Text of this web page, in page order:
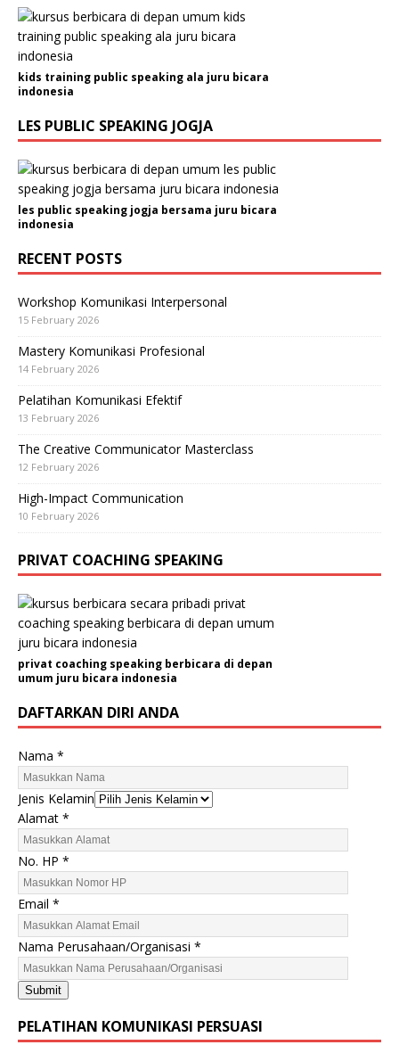
kids training public speaking ala juru bicara
indonesia
LES PUBLIC SPEAKING JOGJA
les public speaking jogja bersama juru bicara
indonesia
RECENT POSTS
Workshop Komunikasi Interpersonal
15 February 2026
Mastery Komunikasi Profesional
14 February 2026
Pelatihan Komunikasi Efektif
13 February 2026
The Creative Communicator Masterclass
12 February 2026
High-Impact Communication
10 February 2026
PRIVAT COACHING SPEAKING
privat coaching speaking berbicara di depan
umum juru bicara indonesia
DAFTARKAN DIRI ANDA
H
P
E
m
a
i
l
A
l
a
m
a
Nama *
Jenis Kelamin
Alamat *
No. HP *
Email *
Nama Perusahaan/Organisasi *
Submit
PELATIHAN KOMUNIKASI PERSUASI